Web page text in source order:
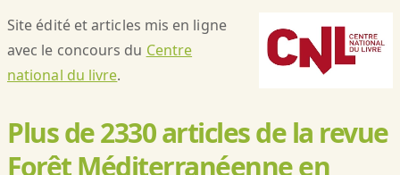
Site édité et articles mis en ligne
avec le concours du Centre
national du livre.
Plus de 2330 articles de la revue
Forêt Méditerranéenne en